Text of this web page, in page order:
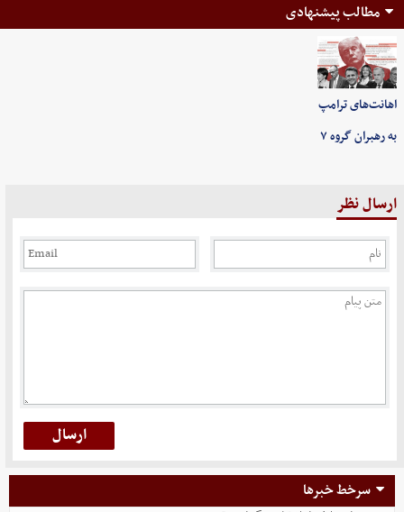
مطالب پیشنهادی
اهانت‌های ترامپ
به رهبران گروه ۷
ارسال نظر
سرخط خبرها